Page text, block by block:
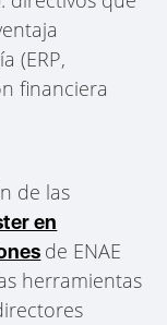
(ERP,
financiera
de las
en
de ENAE
herramientas